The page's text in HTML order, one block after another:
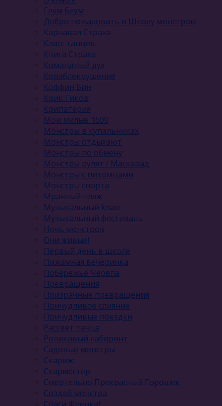
Глум Блум
Добро пожаловать в Школу монстров!
Карнавал Cтраха
Класс танцев
Книга Страха
Командный дух
Кораблекрушение
Коффин Бин
Крик Гиков
Крипатерия
Мои милые 1600
Монстры в купальниках
Монстры отдыхают
Монстры по обмену
Монстры рулят / Маскарад
Монстры с питомцами
Монстры спорта
Мрачный пляж
Музыкальный kласс
Музыкальный фестиваль
Ночь монстров
Они живые!
Первый день в школе
Пижамная вечеринка
Побережье Черепа
Превращения
Призрачные превращения
Причудливое слияние
Причудливые поездки
Рассвет танца
Роликовый лабиринт
Садовые монстры
Скариж
Скарместер
Смертельно Прекрасный Горошек
Создай монстра